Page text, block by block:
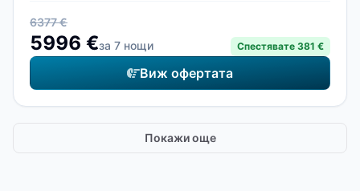
6377 €
5996 €за 7 нощи Спестявате 381 €
Виж офертата
Покажи още